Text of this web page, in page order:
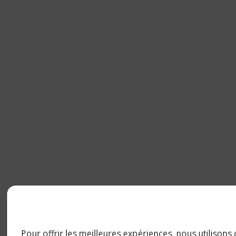
Pour offrir les meilleures expériences, nous